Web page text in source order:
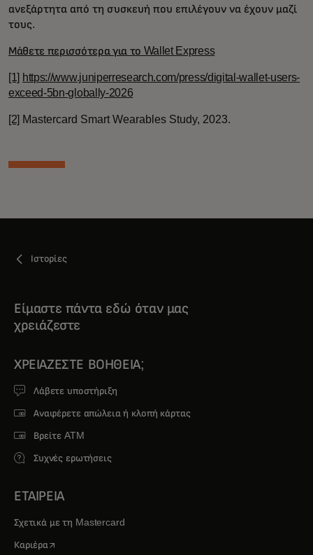
ανεξάρτητα από τη συσκευή που επιλέγουν να έχουν μαζί
τους.
Μάθετε περισσότερα για το Wallet Express
[1] https://www.juniperresearch.com/press/digital-wallet-users-
exceed-5bn-globally-2026
[2] Mastercard Smart Wearables Study, 2023.
Ιστορίες
Είμαστε πάντα εδώ όταν μας
χρειάζεστε
ΧΡΕΙΆΖΕΣΤΕ ΒΟΉΘΕΙΑ;
Λάβετε υποστήριξη
Αναφέρετε απώλεια ή κλοπή κάρτας
Βρείτε ATM
Συχνές ερωτήσεις
ΕΤΑΙΡΕΙΑ
Σχετικά με τη Mastercard
Καριέραopens in a new tab